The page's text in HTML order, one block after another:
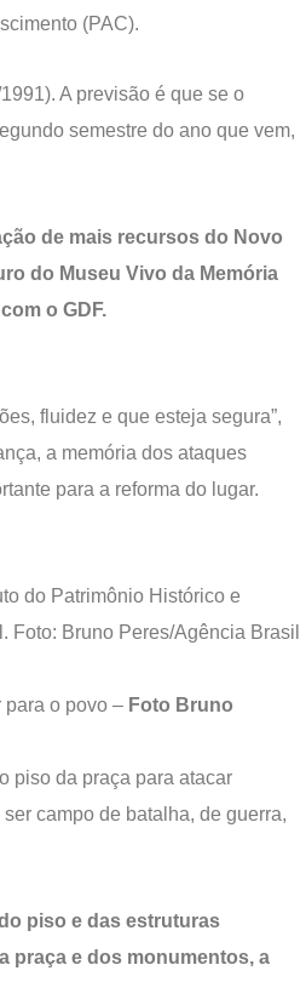
(PAC).
A previsão é que se o
semestre do ano que vem,
de mais recursos do Novo
do Museu Vivo da Memória
o GDF.
fluidez e que esteja segura”,
a memória dos ataques
para a reforma do lugar.
para o povo – Foto Bruno
piso da praça para atacar
campo de batalha, de guerra,
piso e das estruturas
praça e dos monumentos, a